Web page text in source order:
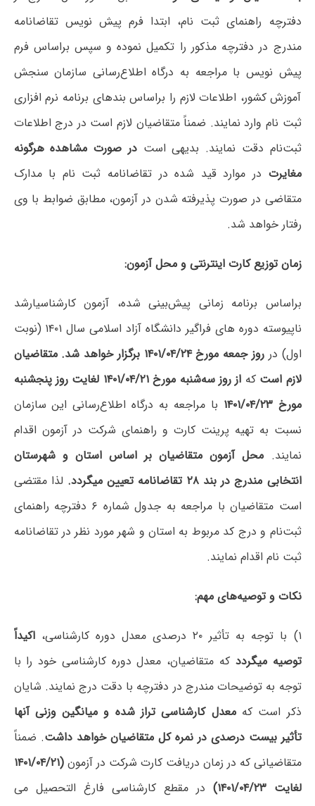
دفترچه راهنمای ثبت نام، ابتدا فرم پیش نویس تقاضانامه
مندرج در دفترچه مذکور را تکمیل نموده و سپس براساس فرم
پیش نویس با مراجعه به درگاه اطلاع‌رسانی سازمان سنجش
آموزش کشور، اطلاعات لازم را براساس بندهای برنامه نرم افزاری
ثبت نام وارد نمایند. ضمناً متقاضیان لازم است در درج اطلاعات
ثبت‌نام دقت نمایند. بدیهی است در صورت مشاهده هرگونه
مغایرت در موارد قید شده در تقاضانامه ثبت نام با مدارک
متقاضی در صورت پذیرفته‌ شدن در آزمون، مطابق ضوابط با وی
رفتار خواهد شد.
زمان توزیع کارت اینترنتی و محل آزمون:
براساس برنامه زمانی پیش‌بینی شده، آزمون کارشناسیارشد
ناپیوسته دوره های فراگیر دانشگاه آزاد اسلامی سال ۱۴۰۱ (نوبت
اول) در روز جمعه مورخ ۱۴۰۱/۰۴/۲۴ برگزار خواهد شد.
متقاضیان
لازم است که
از روز سه‌شنبه مورخ ۱۴۰۱/۰۴/۲۱ لغایت روز پنجشنبه
مورخ۱۴۰۱/۰۴/۲۳ با مراجعه به درگاه اطلاع‌رسانی این سازمان
نسبت به تهیه پرینت کارت و راهنمای شرکت در آزمون اقدام
نمایند. محل آزمون متقاضیان بر اساس استان و شهرستان
انتخابی مندرج در بند ۲۸ تقاضانامه تعیین میگردد.
لذا مقتضی
است متقاضیان با مراجعه به جدول شماره ۶ دفترچه راهنمای
ثبت‌نام و درج کد مربوط به استان و شهر مورد نظر در تقاضانامه
ثبت نام اقدام نمایند.
نکات و توصیه‌های مهم‌:
۱) با توجه به تأثیر ۲۰ درصدی معدل دوره‌ کارشناسی، اکیداً
توصیه میگرددکه متقاضیان، معدل دوره کارشناسی خود را با
توجه به توضیحات مندرج در دفترچه با دقت درج نمایند. شایان
ذکر است کهمعدل کارشناسی تراز شده و میانگین وزنی آنها
تأثیر بیست درصدی در نمره کل متقاضیان خواهد داشت. ضمناً
متقاضیانی که در زمان دریافت کارت شرکت در آزمون (۱۴۰۱/۰۴/۲۱
لغایت ۱۴۰۱/۰۴/۲۳)
در مقطع کارشناسی فارغ التحصیل می